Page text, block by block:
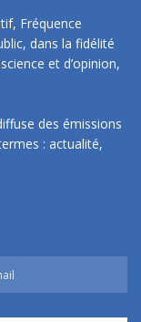
Fréquence
dans la fidélité
et d’opinion,
des émissions
: actualité,